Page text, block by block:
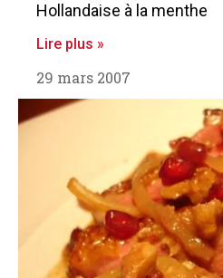
Hollandaise à la menthe
Lire plus »
29 mars 2007